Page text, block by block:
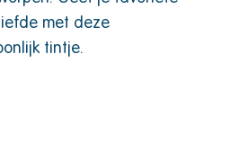
met deze
tintje.